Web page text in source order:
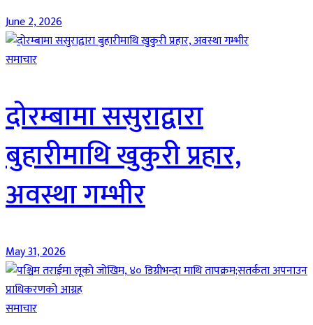
June 2, 2026
समाचार
दोरम्बामा ससुराद्वारा
बुहारीमाथि खुकुरी प्रहार,
अवस्था गम्भीर
May 31, 2026
समाचार